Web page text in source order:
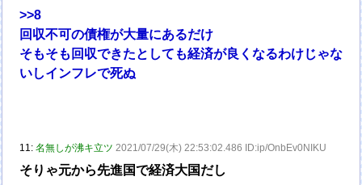
>>8
回収不可の債権が大量にあるだけ
そもそも回収できたとしても経済が良くなるわけじゃな
いしインフレで死ぬ
11:名無しが沸キ立ツ 2021/07/29(木) 22:53:02.486 ID:ip/OnbEv0NIKU
そりゃ元から先進国で経済大国だし